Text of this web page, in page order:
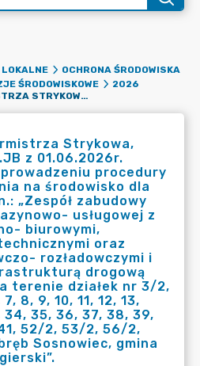
LOKALNE
OCHRONA ŚRODOWISKA
ŚRODOWISKOWE
2026
OBWIESZCZENIE BURMISTRZA STRYKOWA, ROŚ.6220.21.2024.JB Z 01.06.2026R. ZAWIADAMIAJĄCE O PROWADZENIU PROCEDURY OCENY ODDZIAŁYWANIA NA ŚRODOWISKO DLA PRZEDSIĘWZIĘCIA PN.: „ZESPÓŁ ZABUDOWY PRODUKCYJNO- MAGAZYNOWO- USŁUGOWEJ Z ZAPLECZAMI SOCJALNO- BIUROWYMI, POMIESZCZENIAMI TECHNICZNYMI ORAZ MIEJSCAMI ZAŁADOWCZO- ROZŁADOWCZYMI I ,TOWARZYSZĄCĄ INFRASTRUKTURĄ DROGOWĄ ORAZ TECHNICZNĄ NA TERENIE DZIAŁEK NR 3/2, 4/1, 4/2, 4/3, 5, 6, 7, 8, 9, 10, 11, 12, 13, 28/2, 31/2, 32, 33, 34, 35, 36, 37, 38, 39, 40/1, 40/2, 40/3, 41, 52/2, 53/2, 56/2, 56/4, 58, 59, 60 OBRĘB SOSNOWIEC, GMINA STRYKÓW, POWIAT ZGIERSKI”.
Strykowa,
z 01.06.2026r.
procedury
na środowisko dla
„Zespół zabudowy
usługowej z
biurowymi,
oraz
rozładowczymi i
drogową
terenie działek nr 3/2,
8, 9, 10, 11, 12, 13,
35, 36, 37, 38, 39,
52/2, 53/2, 56/2,
Sosnowiec, gmina